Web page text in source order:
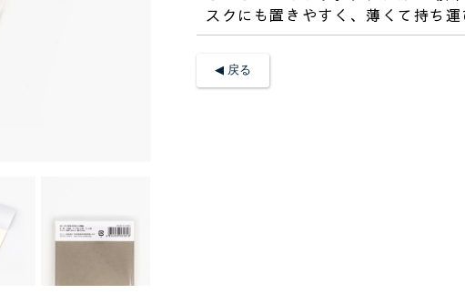
スクにも置きやすく、薄くて持ち運
◀︎ 戻る